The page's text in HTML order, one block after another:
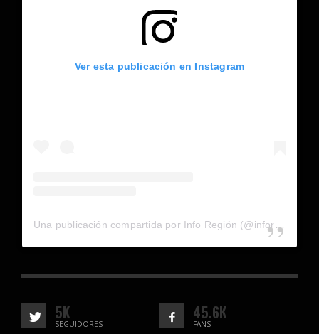
Ver esta publicación en Instagram
5K
SEGUIDORES
45.6K
FANS